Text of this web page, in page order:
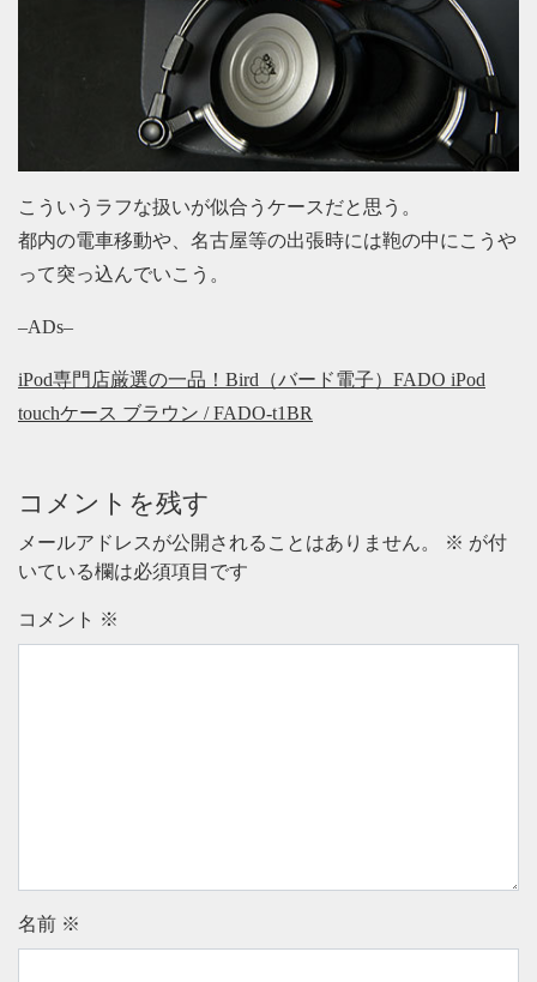
こういうラフな扱いが似合うケースだと思う。
都内の電車移動や、名古屋等の出張時には鞄の中にこうや
って突っ込んでいこう。
–ADs–
iPod専門店厳選の一品！Bird（バード電子）FADO iPod
touchケース ブラウン / FADO-t1BR
コメントを残す
メールアドレスが公開されることはありません。 ※ が付
いている欄は必須項目です
コメント ※
名前 ※